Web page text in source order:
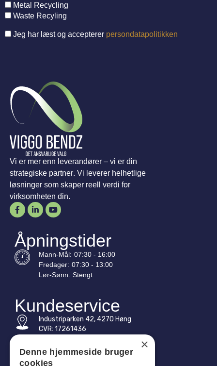
Metal Recycling
Waste Recyling
Jeg har læst og accepterer persondatapolitikken
Vi er mer enn leverandører – vi er din
strategiske partner. Vi leverer helhetlige
løsninger som skaper reell verdi for
virksomheten din.
Åpningstider
Mann-Mål: 07:30 - 16:00
Fredager: 07:30 - 13:00
Lør-Sønn: Stengt
Kundeservice
Industriparken 42, 4270 Høng
CVR: 17261436
×
Denne hjemmeside bruger
cookies